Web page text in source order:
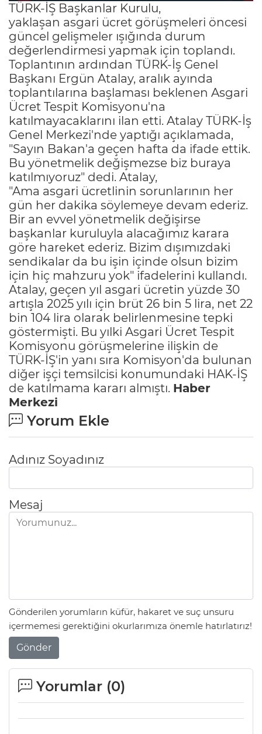
TÜRK-İŞ Başkanlar Kurulu,
yaklaşan asgari ücret görüşmeleri öncesi
güncel gelişmeler ışığında durum
değerlendirmesi yapmak için toplandı.
Toplantının ardından TÜRK-İş Genel
Başkanı Ergün Atalay, aralık ayında
toplantılarına başlaması beklenen Asgari
Ücret Tespit Komisyonu'na
katılmayacaklarını ilan etti. Atalay TÜRK-İş
Genel Merkezi'nde yaptığı açıklamada,
"Sayın Bakan'a geçen hafta da ifade ettik.
Bu yönetmelik değişmezse biz buraya
katılmıyoruz" dedi. Atalay,
"Ama asgari ücretlinin sorunlarının her
gün her dakika söylemeye devam ederiz.
Bir an evvel yönetmelik değişirse
başkanlar kuruluyla alacağımız karara
göre hareket ederiz. Bizim dışımızdaki
sendikalar da bu işin içinde olsun bizim
için hiç mahzuru yok" ifadelerini kullandı.
Atalay, geçen yıl asgari ücretin yüzde 30
artışla 2025 yılı için brüt 26 bin 5 lira, net 22
bin 104 lira olarak belirlenmesine tepki
göstermişti. Bu yılki Asgari Ücret Tespit
Komisyonu görüşmelerine ilişkin de
TÜRK-İŞ'in yanı sıra Komisyon'da bulunan
diğer işçi temsilcisi konumundaki HAK-İŞ
de katılmama kararı almıştı. Haber
Merkezi
Yorum Ekle
Adınız Soyadınız
Mesaj
Gönderilen yorumların küfür, hakaret ve suç unsuru
içermemesi gerektiğini okurlarımıza önemle hatırlatırız!
Gönder
Yorumlar (0)